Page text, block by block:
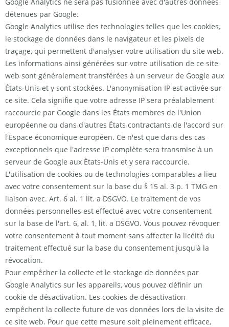
détenues par Google.
Google Analytics utilise des technologies telles que les cookies,
le stockage de données dans le navigateur et les pixels de
traçage, qui permettent d'analyser votre utilisation du site web.
Les informations ainsi générées sur votre utilisation de ce site
web sont généralement transférées à un serveur de Google aux
États-Unis et y sont stockées. L'anonymisation IP est activée sur
ce site. Cela signifie que votre adresse IP sera préalablement
raccourcie par Google dans les États membres de l'Union
européenne ou dans d'autres États contractants de l'accord sur
l'Espace économique européen. Ce n'est que dans des cas
exceptionnels que l'adresse IP complète sera transmise à un
serveur de Google aux États-Unis et y sera raccourcie.
L'utilisation de cookies ou de technologies comparables a lieu
avec votre consentement sur la base du § 15 al. 3 p. 1 TMG en
liaison avec. Art. 6 al. 1 lit. a DSGVO. Le traitement de vos
données personnelles est effectué avec votre consentement
sur la base de l'art. 6, al. 1, lit. a DSGVO. Vous pouvez révoquer
votre consentement à tout moment sans affecter la licéité du
traitement effectué sur la base du consentement jusqu'à la
révocation.
Pour empêcher la collecte et le stockage de données par
Google Analytics sur les appareils, vous pouvez définir un
cookie de désactivation. Les cookies de désactivation
empêchent la collecte future de vos données lors de la visite de
ce site web. Pour que cette mesure soit pleinement efficace,